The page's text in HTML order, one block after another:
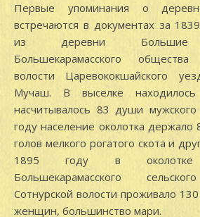
Первые упоминания о
встречаются в документах за
из деревни Большие
Большекарамасского общества
волости Царевококшайского
Мучаш. В выселке
насчитывалось 83 души
году население околотка
голов мелкого рогатого скота и
1895 году в околотке
Большекарамасского
Сотнурской волости проживало
женщин, большинство мари.